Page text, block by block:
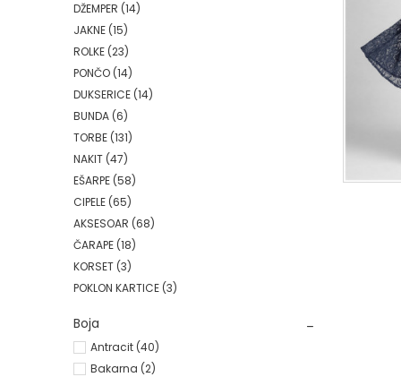
DŽEMPER (14)
JAKNE (15)
ROLKE (23)
PONČO (14)
DUKSERICE (14)
BUNDA (6)
TORBE (131)
NAKIT (47)
EŠARPE (58)
CIPELE (65)
AKSESOAR (68)
ČARAPE (18)
KORSET (3)
POKLON KARTICE (3)
Boja
Antracit (40)
Bakarna (2)